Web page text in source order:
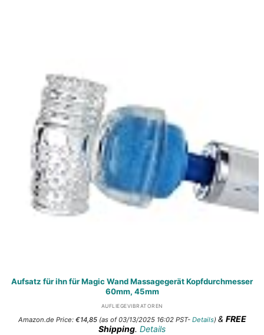
Aufsatz für ihn für Magic Wand Massagegerät Kopfdurchmesser
60mm, 45mm
AUFLIEGEVIBRATOREN
Amazon.de Price: €14,85(as of 03/13/2025 16:02 PST- Details) & FREE
Shipping. Details